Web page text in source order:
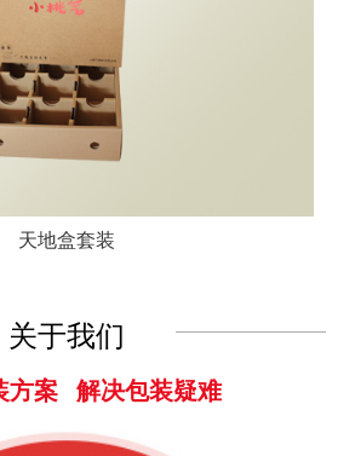
天地盒套装
关于我们
方案 解决包装疑难